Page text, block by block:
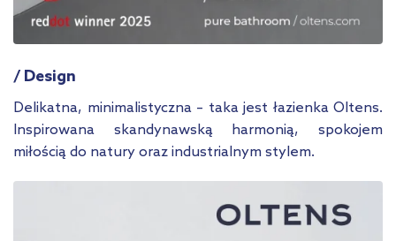
/ Design
Delikatna, minimalistyczna – taka jest łazienka Oltens.
Inspirowana skandynawską harmonią, spokojem
miłością do natury oraz industrialnym stylem.